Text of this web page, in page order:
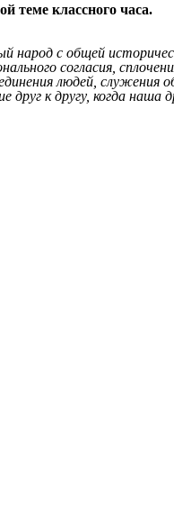
теме классного часа.
народ с общей
согласия,
людей, служения
друг к другу, когда